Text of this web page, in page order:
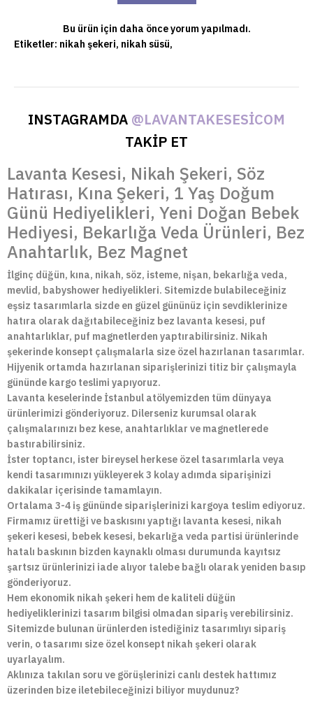
Bu ürün için daha önce yorum yapılmadı.
Etiketler: nikah şekeri, nikah süsü,
INSTAGRAMDA @LAVANTAKESESICOM
TAKİP ET
Lavanta Kesesi, Nikah Şekeri, Söz
Hatırası, Kına Şekeri, 1 Yaş Doğum
Günü Hediyelikleri, Yeni Doğan Bebek
Hediyesi, Bekarlığa Veda Ürünleri, Bez
Anahtarlık, Bez Magnet
İlginç düğün, kına, nikah, söz, isteme, nişan, bekarlığa veda,
mevlid, babyshower hediyelikleri. Sitemizde bulabileceğiniz
eşsiz tasarımlarla sizde en güzel gününüz için sevdiklerinize
hatıra olarak dağıtabileceğiniz bez lavanta kesesi, puf
anahtarlıklar, puf magnetlerden yaptırabilirsiniz. Nikah
şekerinde konsept çalışmalarla size özel hazırlanan tasarımlar.
Hijyenik ortamda hazırlanan siparişlerinizi titiz bir çalışmayla
gününde kargo teslimi yapıyoruz.
Lavanta keselerinde İstanbul atölyemizden tüm dünyaya
ürünlerimizi gönderiyoruz. Dilerseniz kurumsal olarak
çalışmalarınızı bez kese, anahtarlıklar ve magnetlerede
bastırabilirsiniz.
İster toptancı, ister bireysel herkese özel tasarımlarla veya
kendi tasarımınızı yükleyerek 3 kolay adımda siparişinizi
dakikalar içerisinde tamamlayın.
Ortalama 3-4 iş gününde siparişlerinizi kargoya teslim ediyoruz.
Firmamız ürettiği ve baskısını yaptığı lavanta kesesi, nikah
şekeri kesesi, bebek kesesi, bekarlığa veda partisi ürünlerinde
hatalı baskının bizden kaynaklı olması durumunda kayıtsız
şartsız ürünlerinizi iade alıyor talebe bağlı olarak yeniden basıp
gönderiyoruz.
Hem ekonomik nikah şekeri hem de kaliteli düğün
hediyeliklerinizi tasarım bilgisi olmadan sipariş verebilirsiniz.
Sitemizde bulunan ürünlerden istediğiniz tasarımlıyı sipariş
verin, o tasarımı size özel konsept nikah şekeri olarak
uyarlayalım.
Aklınıza takılan soru ve görüşlerinizi canlı destek hattımız
üzerinden bize iletebileceğinizi biliyor muydunuz?